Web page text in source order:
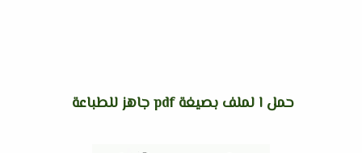
حمل ا لملف بصيغة pdf جاهز للطباعة